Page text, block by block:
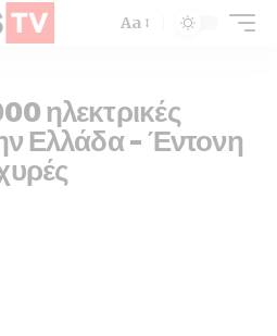
Aa
ηλεκτρικές
Ελλάδα – Έντονη